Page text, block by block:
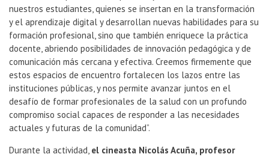
nuestros estudiantes, quienes se insertan en la transformación
y el aprendizaje digital y desarrollan nuevas habilidades para su
formación profesional, sino que también enriquece la práctica
docente, abriendo posibilidades de innovación pedagógica y de
comunicación más cercana y efectiva. Creemos firmemente que
estos espacios de encuentro fortalecen los lazos entre las
instituciones públicas, y nos permite avanzar juntos en el
desafío de formar profesionales de la salud con un profundo
compromiso social capaces de responder a las necesidades
actuales y futuras de la comunidad”.
Durante la actividad, el cineasta Nicolás Acuña, profesor